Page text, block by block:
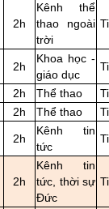
2h
Kênh thể
thao ngoài
trời
2h
Khoa học -
giáo dục
2h Thể thao
2h Thể thao
2h
Kênh tin
tức
2h
Kênh tin
tức, thời sự
Đức